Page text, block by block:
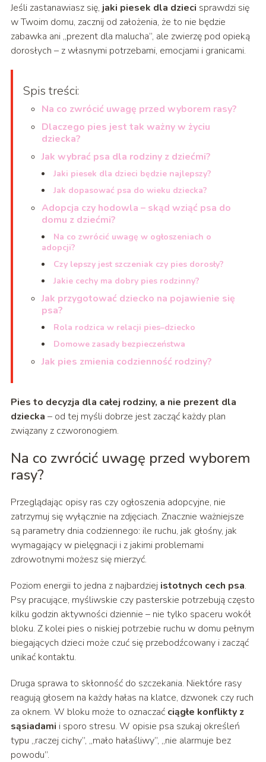
Jeśli zastanawiasz się, jaki piesek dla dzieci sprawdzi się
w Twoim domu, zacznij od założenia, że to nie będzie
zabawka ani „prezent dla malucha”, ale zwierzę pod opieką
dorosłych – z własnymi potrzebami, emocjami i granicami.
Spis treści:
Na co zwrócić uwagę przed wyborem rasy?
Dlaczego pies jest tak ważny w życiu
dziecka?
Jak wybrać psa dla rodziny z dziećmi?
Jaki piesek dla dzieci będzie najlepszy?
Jak dopasować psa do wieku dziecka?
Adopcja czy hodowla – skąd wziąć psa do
domu z dziećmi?
Na co zwrócić uwagę w ogłoszeniach o
adopcji?
Czy lepszy jest szczeniak czy pies dorosły?
Jakie cechy ma dobry pies rodzinny?
Jak przygotować dziecko na pojawienie się
psa?
Rola rodzica w relacji pies–dziecko
Domowe zasady bezpieczeństwa
Jak pies zmienia codzienność rodziny?
Pies to decyzja dla całej rodziny, a nie prezent dla
dziecka – od tej myśli dobrze jest zacząć każdy plan
związany z czworonogiem.
Na co zwrócić uwagę przed wyborem
rasy?
Przeglądając opisy ras czy ogłoszenia adopcyjne, nie
zatrzymuj się wyłącznie na zdjęciach. Znacznie ważniejsze
są parametry dnia codziennego: ile ruchu, jak głośny, jak
wymagający w pielęgnacji i z jakimi problemami
zdrowotnymi możesz się mierzyć.
Poziom energii to jedna z najbardziej istotnych cech psa.
Psy pracujące, myśliwskie czy pasterskie potrzebują często
kilku godzin aktywności dziennie – nie tylko spaceru wokół
bloku. Z kolei pies o niskiej potrzebie ruchu w domu pełnym
biegających dzieci może czuć się przebodźcowany i zacząć
unikać kontaktu.
Druga sprawa to skłonność do szczekania. Niektóre rasy
reagują głosem na każdy hałas na klatce, dzwonek czy ruch
za oknem. W bloku może to oznaczać ciągłe konflikty z
sąsiadami i sporo stresu. W opisie psa szukaj określeń
typu „raczej cichy”, „mało hałaśliwy”, „nie alarmuje bez
powodu”.